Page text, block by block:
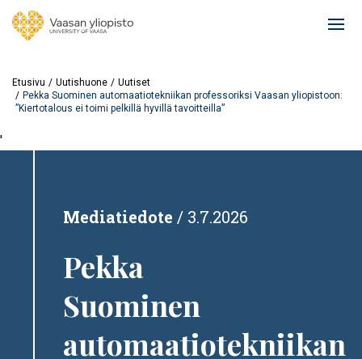
Etusivu Uutishuone
Uutiset
Pekka Suominen automaatiotekniikan professoriksi Vaasan yliopistoon:
”Kiertotalous ei toimi pelkillä hyvillä tavoitteilla”
'
Mediatiedote 3.7.2026
Pekka
Suominen
automaatiotekniikan